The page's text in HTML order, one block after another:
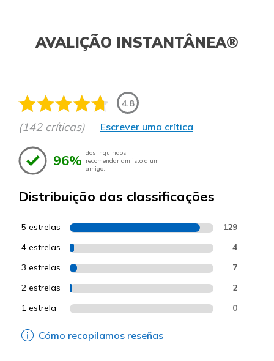
AVALIÇÃO INSTANTÂNEA®
4.8
(142 críticas) Escrever uma crítica
96% dos inquiridos
recomendariam isto a um
amigo.
Distribuição das classificações
5 estrelas 129
4 estrelas 4
3 estrelas 7
2 estrelas 2
1 estrela 0
Cómo recopilamos reseñas